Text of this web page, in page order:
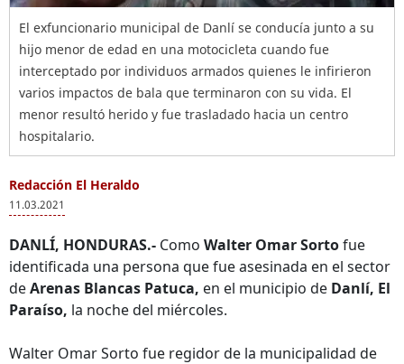
El exfuncionario municipal de Danlí se conducía junto a su
hijo menor de edad en una motocicleta cuando fue
interceptado por individuos armados quienes le infirieron
varios impactos de bala que terminaron con su vida. El
menor resultó herido y fue trasladado hacia un centro
hospitalario.
Redacción El Heraldo
11.03.2021
DANLÍ, HONDURAS.- Como Walter Omar Sortofue
identificada una persona que fue asesinada en el sector
deArenas Blancas Patuca, en el municipio de Danlí, El
Paraíso, la noche del miércoles.
Walter Omar Sorto fue regidor de la municipalidad de